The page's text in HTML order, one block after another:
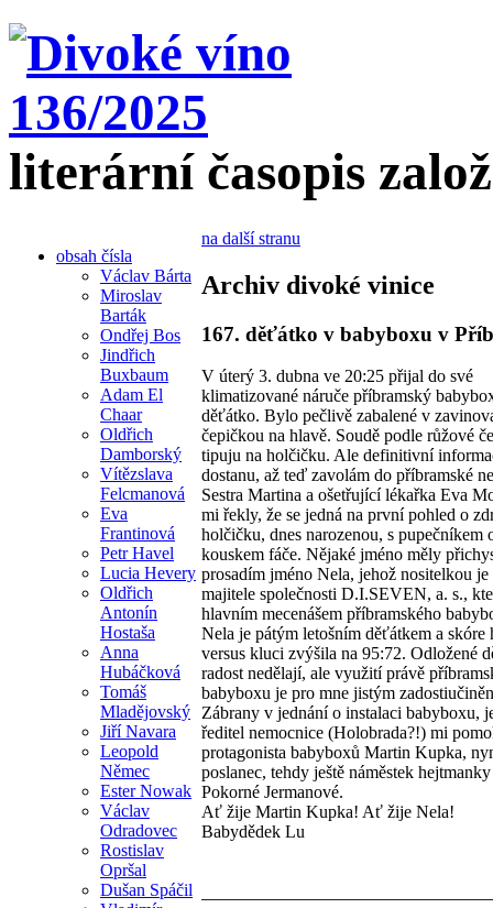
literární časopis
obsah čísla
Václav Bárta
Miroslav
Barták
Ondřej Bos
Jindřich
Buxbaum
Adam El
Chaar
Oldřich
Damborský
Vítězslava
Felcmanová
Eva
Frantinová
Petr Havel
Lucia Hevery
Oldřich
Antonín
Hostaša
Anna
Hubáčková
Tomáš
Mladějovský
Jiří Navara
Leopold
Němec
Ester Nowak
Václav
Odradovec
Rostislav
Opršal
Dušan Spáčil
na další stranu
Archiv divoké vinice
167. děťátko v babyboxu v
V úterý 3. dubna ve 20:25 přijal do své
klimatizované náruče příbramský
děťátko. Bylo pečlivě zabalené v
čepičkou na hlavě. Soudě podle růžové
tipuju na holčičku. Ale definitivní
dostanu, až teď zavolám do příbramské
Sestra Martina a ošetřující lékařka Eva
mi řekly, že se jedná na první pohled o
holčičku, dnes narozenou, s pupečníkem
kouskem fáče. Nějaké jméno měly
prosadím jméno Nela, jehož nositelkou je
majitele společnosti D.I.SEVEN, a. s.,
hlavním mecenášem příbramského
Nela je pátým letošním děťátkem a skóre
versus kluci zvýšila na 95:72. Odložené
radost nedělají, ale využití právě
babyboxu je pro mne jistým
Zábrany v jednání o instalaci babyboxu,
ředitel nemocnice (Holobrada?!) mi
protagonista babyboxů Martin Kupka,
poslanec, tehdy ještě náměstek
Pokorné Jermanové.
Ať žije Martin Kupka! Ať žije Nela!
Babydědek Lu